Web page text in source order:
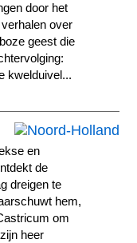
door het
over
geest die
kwelduivel...
en
de
dreigen te
hem,
om
heer